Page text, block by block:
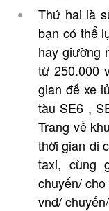
Thứ hai là
bạn có thể
hay giường
từ 250.000
gian để xe
tàu SE6 ,
Trang về
thời gian di
taxi, cùng
chuyến/
vnđ/